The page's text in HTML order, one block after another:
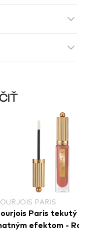
PARIS
Paris tekutý
efektom -